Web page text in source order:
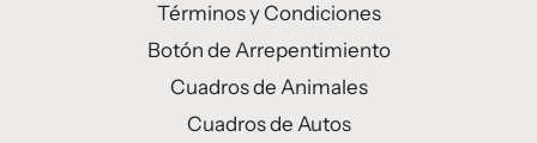
Términos y Condiciones
Botón de Arrepentimiento
Cuadros de Animales
Cuadros de Autos